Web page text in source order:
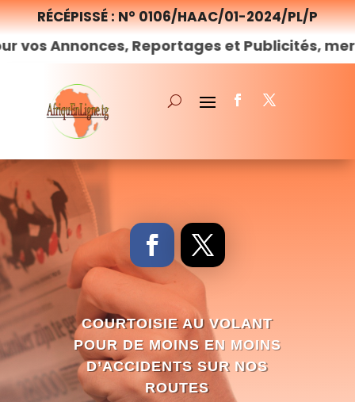
RÉCÉPISSÉ : N° 0106/HAAC/01-2024/PL/P
Reportages et Publicités, merci de
COURTOISIE AU VOLANT
POUR DE MOINS EN MOINS
D’ACCIDENTS SUR NOS
ROUTES